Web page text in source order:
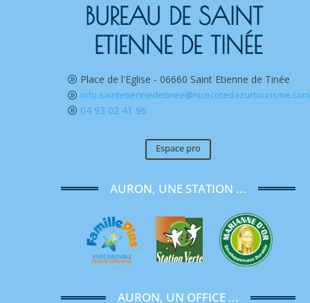
BUREAU DE SAINT
ETIENNE DE TINÉE
A Place de l'Eglise - 06660 Saint Etienne de Tinée
A info.saintetiennedetinee@nicecotedazurtourisme.com
A 04 93 02 41 96
Espace pro
AURON, UNE STATION ...
AURON, UN OFFICE ...